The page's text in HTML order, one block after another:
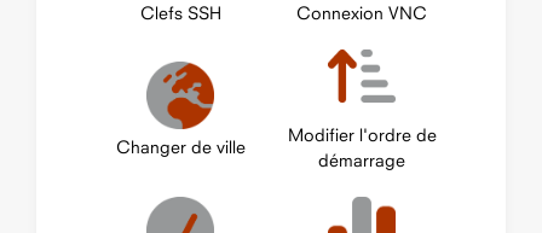
Clefs SSH Connexion VNC
Changer de ville
Modifier l'ordre de
démarrage